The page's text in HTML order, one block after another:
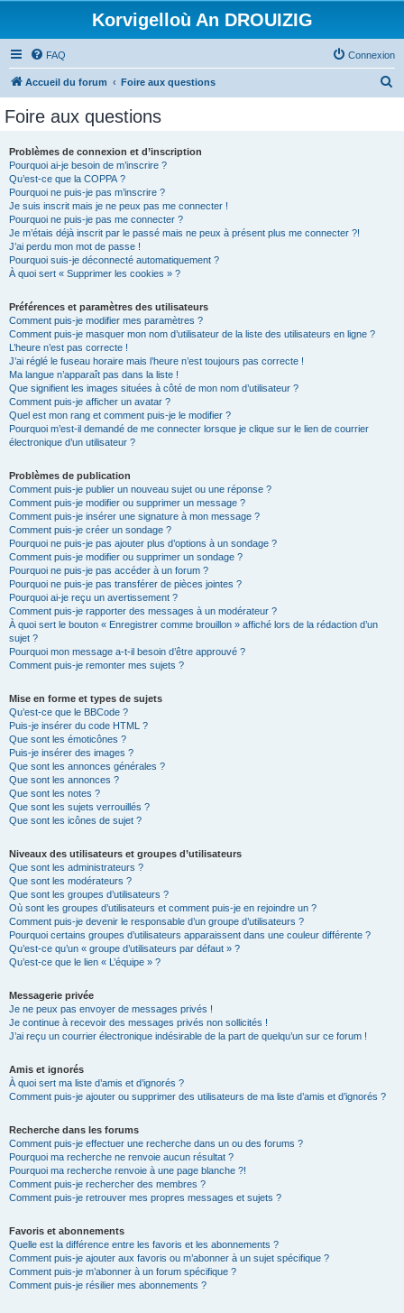
Korvigelloù An DROUIZIG
FAQ Connexion
Accueil du forum Foire aux questions
Foire aux questions
Problèmes de connexion et d’inscription
Pourquoi ai-je besoin de m’inscrire ?
Qu’est-ce que la COPPA ?
Pourquoi ne puis-je pas m’inscrire ?
Je suis inscrit mais je ne peux pas me connecter !
Pourquoi ne puis-je pas me connecter ?
Je m’étais déjà inscrit par le passé mais ne peux à présent plus me connecter ?!
J’ai perdu mon mot de passe !
Pourquoi suis-je déconnecté automatiquement ?
À quoi sert « Supprimer les cookies » ?
Préférences et paramètres des utilisateurs
Comment puis-je modifier mes paramètres ?
Comment puis-je masquer mon nom d’utilisateur de la liste des utilisateurs en ligne ?
L’heure n’est pas correcte !
J’ai réglé le fuseau horaire mais l’heure n’est toujours pas correcte !
Ma langue n’apparaît pas dans la liste !
Que signifient les images situées à côté de mon nom d’utilisateur ?
Comment puis-je afficher un avatar ?
Quel est mon rang et comment puis-je le modifier ?
Pourquoi m’est-il demandé de me connecter lorsque je clique sur le lien de courrier
électronique d’un utilisateur ?
Problèmes de publication
Comment puis-je publier un nouveau sujet ou une réponse ?
Comment puis-je modifier ou supprimer un message ?
Comment puis-je insérer une signature à mon message ?
Comment puis-je créer un sondage ?
Pourquoi ne puis-je pas ajouter plus d’options à un sondage ?
Comment puis-je modifier ou supprimer un sondage ?
Pourquoi ne puis-je pas accéder à un forum ?
Pourquoi ne puis-je pas transférer de pièces jointes ?
Pourquoi ai-je reçu un avertissement ?
Comment puis-je rapporter des messages à un modérateur ?
À quoi sert le bouton « Enregistrer comme brouillon » affiché lors de la rédaction d’un
sujet ?
Pourquoi mon message a-t-il besoin d’être approuvé ?
Comment puis-je remonter mes sujets ?
Mise en forme et types de sujets
Qu’est-ce que le BBCode ?
Puis-je insérer du code HTML ?
Que sont les émoticônes ?
Puis-je insérer des images ?
Que sont les annonces générales ?
Que sont les annonces ?
Que sont les notes ?
Que sont les sujets verrouillés ?
Que sont les icônes de sujet ?
Niveaux des utilisateurs et groupes d’utilisateurs
Que sont les administrateurs ?
Que sont les modérateurs ?
Que sont les groupes d’utilisateurs ?
Où sont les groupes d’utilisateurs et comment puis-je en rejoindre un ?
Comment puis-je devenir le responsable d’un groupe d’utilisateurs ?
Pourquoi certains groupes d’utilisateurs apparaissent dans une couleur différente ?
Qu’est-ce qu’un « groupe d’utilisateurs par défaut » ?
Qu’est-ce que le lien « L’équipe » ?
Messagerie privée
Je ne peux pas envoyer de messages privés !
Je continue à recevoir des messages privés non sollicités !
J’ai reçu un courrier électronique indésirable de la part de quelqu’un sur ce forum !
Amis et ignorés
À quoi sert ma liste d’amis et d’ignorés ?
Comment puis-je ajouter ou supprimer des utilisateurs de ma liste d’amis et d’ignorés ?
Recherche dans les forums
Comment puis-je effectuer une recherche dans un ou des forums ?
Pourquoi ma recherche ne renvoie aucun résultat ?
Pourquoi ma recherche renvoie à une page blanche ?!
Comment puis-je rechercher des membres ?
Comment puis-je retrouver mes propres messages et sujets ?
Favoris et abonnements
Quelle est la différence entre les favoris et les abonnements ?
Comment puis-je ajouter aux favoris ou m’abonner à un sujet spécifique ?
Comment puis-je m’abonner à un forum spécifique ?
Comment puis-je résilier mes abonnements ?